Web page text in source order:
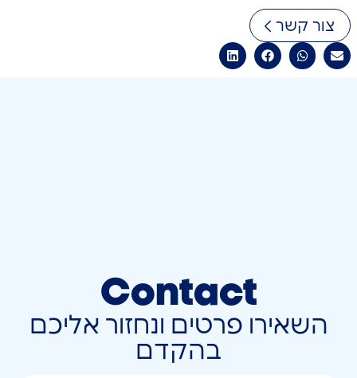
צור קשר
Contact
השאירו פרטים ונחזור אליכם
בהקדם